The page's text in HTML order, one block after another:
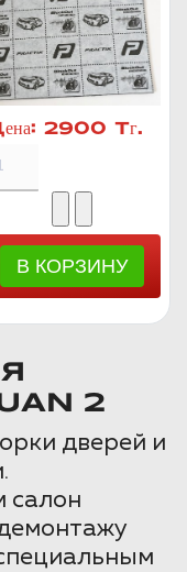
2900 Тг.
2
дверей и
салон